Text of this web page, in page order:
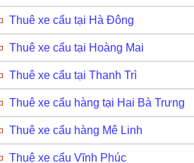
Thuê xe cẩu tại Hà Đông
Thuê xe cẩu tại Hoàng Mai
Thuê xe cẩu tại Thanh Trì
Thuê xe cẩu hàng tại Hai Bà Trưng
Thuê xe cẩu hàng Mê Linh
Thuê xe cẩu Vĩnh Phúc